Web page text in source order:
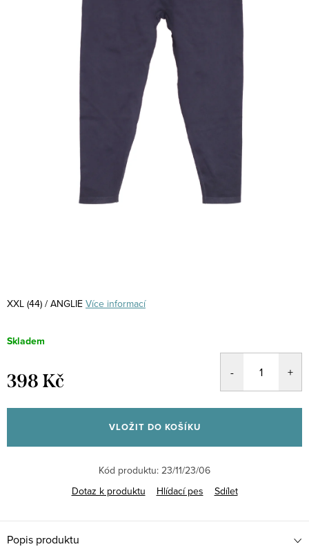
XXL (44) / ANGLIE Více informací
Skladem
398 Kč
cena:
VLOŽIT DO KOŠÍKU
Kód produktu: 23/11/23/06
Dotaz k produktu
Hlídací pes Sdílet
Popis produktu